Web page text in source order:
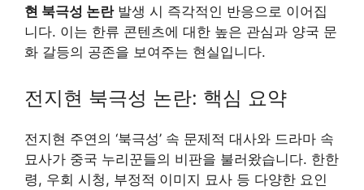
현 북극성 논란발생 시 즉각적인 반응으로 이어집
니다. 이는 한류 콘텐츠에 대한 높은 관심과 양국 문
화 갈등의 공존을 보여주는 현실입니다.
전지현 북극성 논란: 핵심 요약
전지현 주연의 ‘북극성’ 속 문제적 대사와 드라마 속
묘사가 중국 누리꾼들의 비판을 불러왔습니다. 한한
령, 우회 시청, 부정적 이미지 묘사 등 다양한 요인